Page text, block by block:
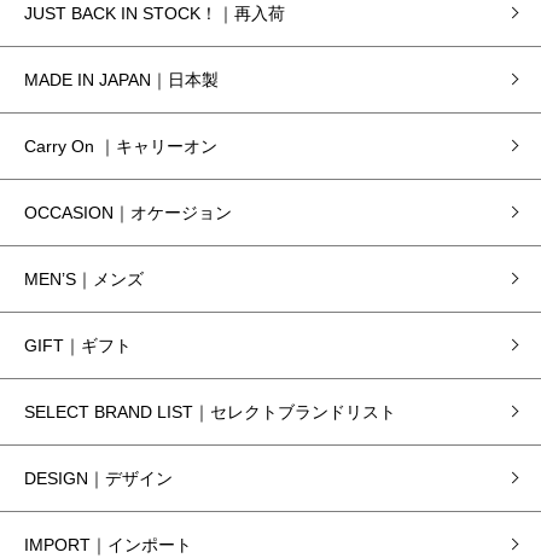
JUST BACK IN STOCK！｜再入荷
MADE IN JAPAN｜日本製
Carry On ｜キャリーオン
OCCASION｜オケージョン
MEN’S｜メンズ
GIFT｜ギフト
SELECT BRAND LIST｜セレクトブランドリスト
DESIGN｜デザイン
IMPORT｜インポート